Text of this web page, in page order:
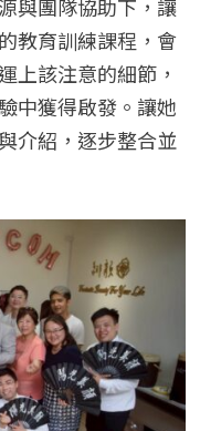
與團隊協助下，讓
教育訓練課程，會
上該注意的細節，
中獲得啟發。讓她
介紹，逐步整合並